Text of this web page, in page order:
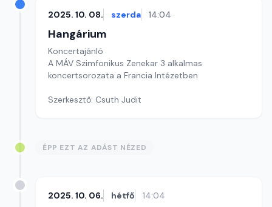
2025. 10. 08. szerda 14:04
Hangárium
Koncertajánló
A MÁV Szimfonikus Zenekar 3 alkalmas
koncertsorozata a Francia Intézetben
Szerkesztő: Csuth Judit
ÉPP EZT AZ ADÁST NÉZED
2025. 10. 06. hétfő 14:04